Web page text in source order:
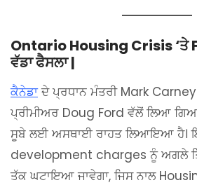
Ontario Housing Crisis ‘ਤੇ
ਵੱਡਾ ਫੈਸਲਾ |
ਕੈਨੇਡਾਦੇ ਪ੍ਰਧਾਨ ਮੰਤਰੀ Mark
ਪ੍ਰੀਮੀਅਰ Doug Ford ਵੱਲੋਂ ਲਿਆ
ਸੂਬੇ ਲਈ ਅਸਥਾਈ ਰਾਹਤ ਲਿਆਇਆ ਹੈ।
development charges ਨੂੰ ਅਗਲੇ
ਤੱਕ ਘਟਾਇਆ ਜਾਵੇਗਾ, ਜਿਸ ਨਾਲ